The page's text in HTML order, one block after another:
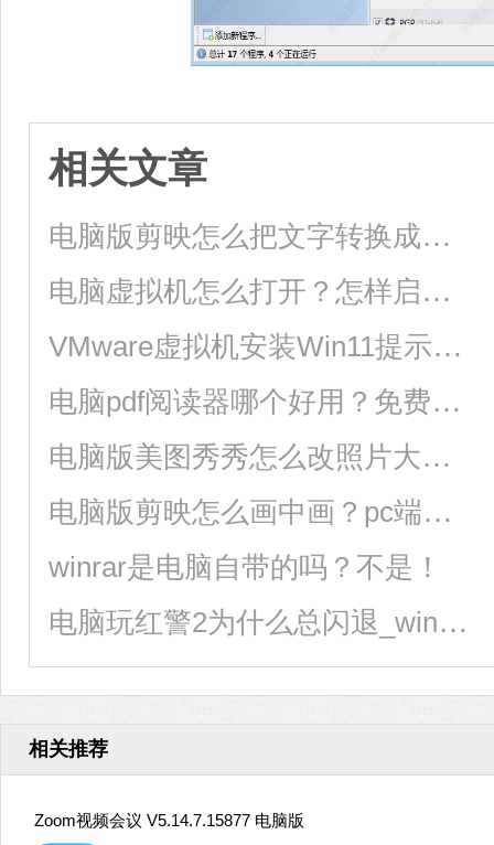
相关文章
电脑版剪映怎么把文字转换成语音？
电脑虚拟机怎么打开？怎样启动电脑上的虚拟机？
VMware虚拟机安装Win11提示这台电脑当前不满足Windows11系统要求怎么办
电脑pdf阅读器哪个好用？免费好用pdf阅读软件分享给你！
电脑版美图秀秀怎么改照片大小kb？
电脑版剪映怎么画中画？pc端剪映专业版画中画教程方法
winrar是电脑自带的吗？不是！
电脑玩红警2为什么总闪退_win10红警2闪退回桌面解决方法
相关推荐
Zoom视频会议 V5.14.7.15877 电脑版